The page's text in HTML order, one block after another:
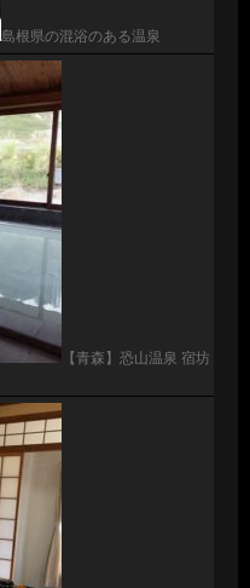
島根県の混浴のある温泉
【青森】恐山温泉 宿坊